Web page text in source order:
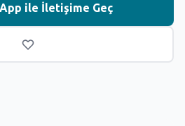
ile İletişime Geç